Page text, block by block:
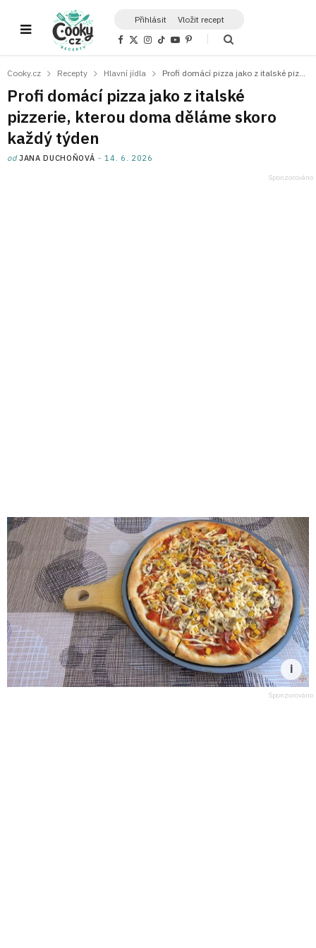
Přihlásit Vložit recept
F
b
o
k
X
i
t
e
)
I
a
r
a
m
T
o
Y
u
P
e
t
Cooky.cz Recepty Hlavní jídla
Profi domácí pizza jako z italské
pizzerie, kterou doma děláme skoro
každý týden
odJANA DUCHOŇOVÁ 14. 6. 2026